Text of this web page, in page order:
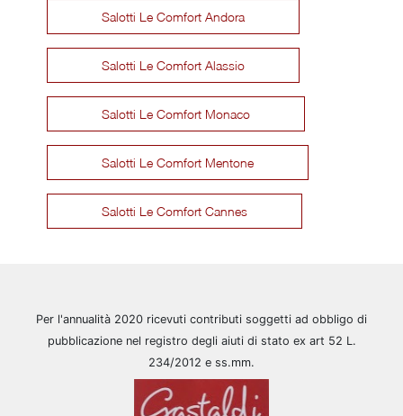
Salotti Le Comfort Andora
Salotti Le Comfort Alassio
Salotti Le Comfort Monaco
Salotti Le Comfort Mentone
Salotti Le Comfort Cannes
Per l'annualità 2020 ricevuti contributi soggetti ad obbligo di
pubblicazione nel registro degli aiuti di stato ex art 52 L.
234/2012 e ss.mm.